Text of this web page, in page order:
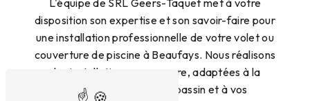
disposition son expertise et son savoir-faire pour
une installation professionnelle de votre volet ou
couverture de piscine à Beaufays. Nous réalisons
des installations sur-mesure, adaptées à la
configuration de votre bassin et à vos